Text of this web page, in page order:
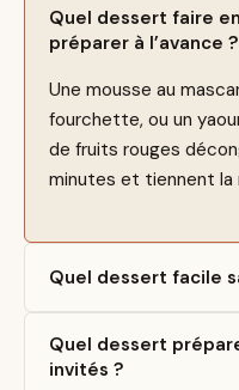
Quel dessert faire
préparer à l’avance ?
Une mousse au
fourchette, ou un
de fruits rouges
minutes et tiennent la
Quel dessert facile
Quel dessert
invités ?